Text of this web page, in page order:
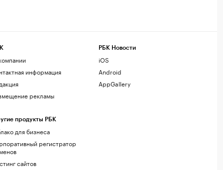
информация
рекламы
продукты РБК
для бизнеса
регистратор
сайтов
РБК Новости
iOS
Android
AppGallery